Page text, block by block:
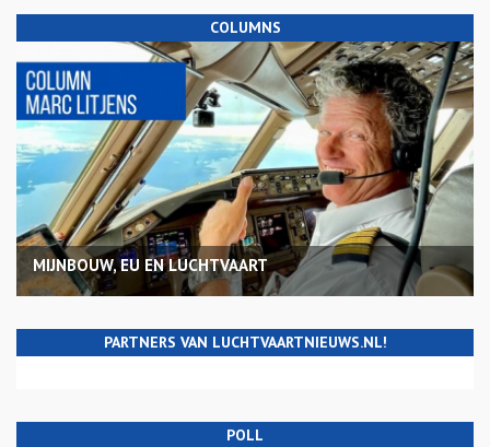
COLUMNS
MIJNBOUW, EU EN LUCHTVAART
PARTNERS VAN LUCHTVAARTNIEUWS.NL!
POLL